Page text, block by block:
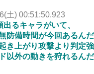
土) 00:51:50.923
るキャラがいて、
防備時間が今回あるん
き上がり攻撃より判定
以外の動きを狩れるん